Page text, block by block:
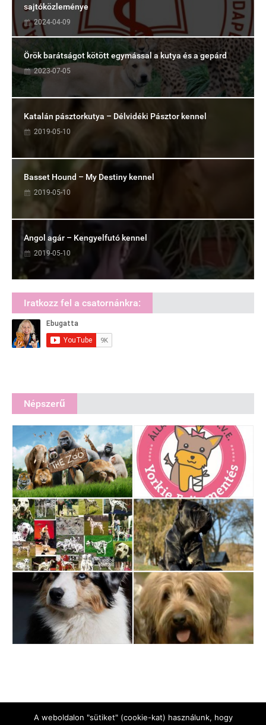
sajtóközleménye
2024-04-09
Örök barátságot kötött egymással a kutya és a gepárd
2023-07-05
Katalán pásztorkutya – Délvidéki Pásztor kennel
2019-05-10
Basset Hound – My Destiny kennel
2019-05-10
Angol agár – Kengyelfutó kennel
2019-05-10
Iratkozz fel a csatornánkra:
Népszerű
A weboldalon "sütiket" (cookie-kat) használunk, hogy